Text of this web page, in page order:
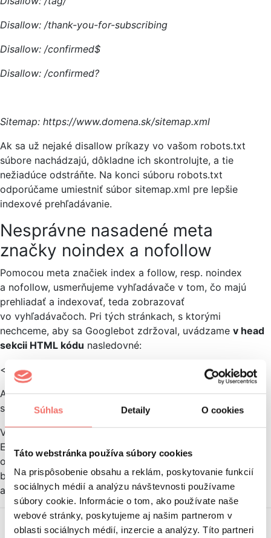
Súhlas Detaily O cookies
Táto webstránka používa súbory cookies
Na prispôsobenie obsahu a reklám, poskytovanie funkcií
sociálnych médií a analýzu návštevnosti používame
súbory cookie. Informácie o tom, ako používate naše
webové stránky, poskytujeme aj našim partnerom v
oblasti sociálnych médií, inzercie a analýzy. Títo partneri
Disallow: /thank-you-for-subscribing
Disallow: /confirmed$
Disallow: /confirmed?
Sitemap: https://www.domena.sk/sitemap.xml
Ak sa už nejaké disallow príkazy vo vašom robots.txt
súbore nachádzajú, dôkladne ich skontrolujte, a tie
nežiadúce odstráňte. Na konci súboru robots.txt
odporúčame umiestniť súbor sitemap.xml pre lepšie
indexové prehľadávanie.
Nesprávne nasadené meta
značky noindex a nofollow
Pomocou meta značiek index a follow, resp. noindex
a nofollow, usmerňujeme vyhľadávače v tom, čo majú
prehliadať a indexovať, teda zobrazovať
vo vyhľadávačoch. Pri tých stránkach, s ktorými
nechceme, aby sa Googlebot zdržoval, uvádzame v head
sekcii HTML kódu nasledovné:
<meta name=“robots“ content=“noindex, nofollow“>
Ak niektorú z vašich stránok Google neindexuje, môže sa
stať, že má práve označenie noindex a nofollow.
V nástroji
Excluded môžete nájsť zoznam stránok, ktoré majú
označenie noindex. Nájdete ich pod kategóriou „Excluded
by ‘noindex’ tag”. Odporúčame daný zoznam skontrolovať
a uistiť sa, či je značka noindex všade nasadená správne.